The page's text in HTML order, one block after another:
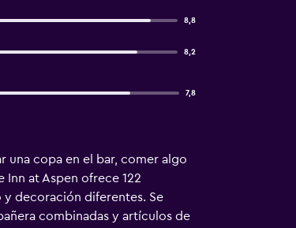
8,8
8,2
7,8
una copa en el bar, comer algo
at Aspen ofrece 122
decoración diferentes. Se
combinadas y artículos de